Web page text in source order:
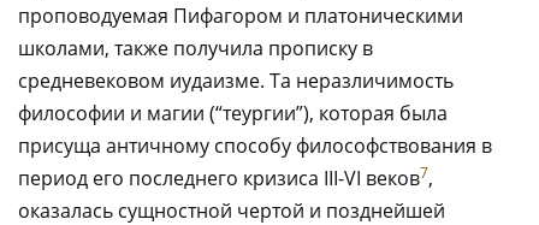
проповодуемая Пифагором и платоническими
школами, также получила прописку в
средневековом иудаизме. Та неразличимость
философии и магии (“теургии”), которая была
присуща античному способу философствования в
период его последнего кризиса III-VI веков7,
оказалась сущностной чертой и позднейшей